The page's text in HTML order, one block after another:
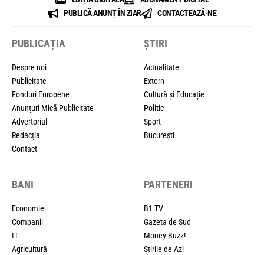
PUBLICĂ ANUNȚ ÎN ZIAR
CONTACTEAZĂ-NE
PUBLICAȚIA
Despre noi
Publicitate
Fonduri Europene
Anunțuri Mică Publicitate
Advertorial
Redacția
Contact
ȘTIRI
Actualitate
Extern
Cultură și Educație
Politic
Sport
București
BANI
Economie
Companii
IT
Agricultură
PARTENERI
B1 TV
Gazeta de Sud
Money Buzz!
Știrile de Azi